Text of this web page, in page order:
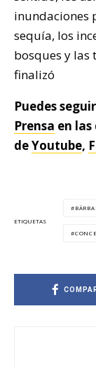
inundaciones
sequía, los
bosques y las
finalizó
Puedes
Prensa en
deYoutube,
ETIQUETAS